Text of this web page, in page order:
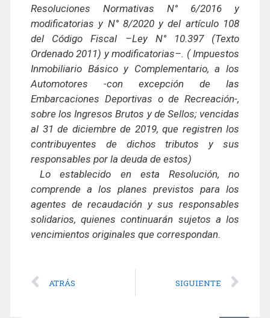
Resoluciones Normativas N° 6/2016 y
modificatorias y N° 8/2020 y del artículo 108
del Código Fiscal –Ley N° 10.397 (Texto
Ordenado 2011) y modificatorias–. ( Impuestos
Inmobiliario Básico y Complementario, a los
Automotores -con excepción de las
Embarcaciones Deportivas o de Recreación-,
sobre los Ingresos Brutos y de Sellos; vencidas
al 31 de diciembre de 2019, que registren los
contribuyentes de dichos tributos y sus
responsables por la deuda de estos)
Lo establecido en esta Resolución, no
comprende a los planes previstos para los
agentes de recaudación y sus responsables
solidarios, quienes continuarán sujetos a los
vencimientos originales que correspondan.
ATRÁS SIGUIENTE